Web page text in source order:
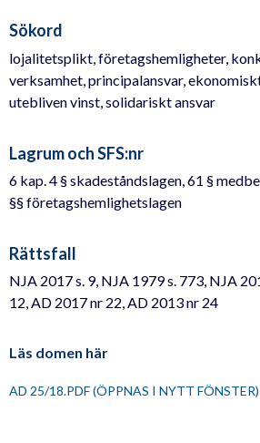
Sökord
lojalitetsplikt, företagshemligheter,
verksamhet, principalansvar,
utebliven vinst, solidariskt ansvar
Lagrum och SFS:nr
6 kap. 4 § skadeståndslagen, 61 §
§§ företagshemlighetslagen
Rättsfall
NJA 2017 s. 9, NJA 1979 s. 773, NJA
12, AD 2017 nr 22, AD 2013 nr 24
Läs domen här
AD 25/18.PDF (ÖPPNAS I NYTT FÖNSTER)